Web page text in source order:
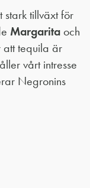
stark tillväxt för
Margarita och
att tequila är
vårt intresse
Negronins